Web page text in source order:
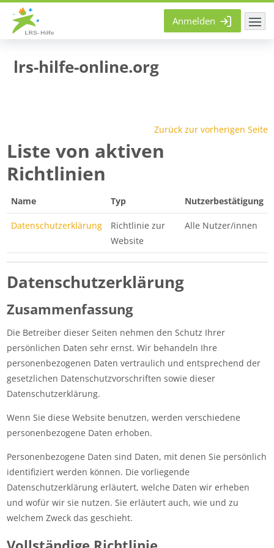
Zum Hauptinhalt
Anmelden
lrs-hilfe-online.org
Zurück zur vorherigen Seite
Liste von aktiven
Richtlinien
Name Typ Nutzerbestätigung
Datenschutzerklärung
Richtlinie zur
Website
Alle Nutzer/innen
Datenschutzerklärung
Zusammenfassung
Die Betreiber dieser Seiten nehmen den Schutz Ihrer
persönlichen Daten sehr ernst. Wir behandeln Ihre
personenbezogenen Daten vertraulich und entsprechend der
gesetzlichen Datenschutzvorschriften sowie dieser
Datenschutzerklärung.
Wenn Sie diese Website benutzen, werden verschiedene
personenbezogene Daten erhoben.
Personenbezogene Daten sind Daten, mit denen Sie persönlich
identifiziert werden können. Die vorliegende
Datenschutzerklärung erläutert, welche Daten wir erheben
und wofür wir sie nutzen. Sie erläutert auch, wie und zu
welchem Zweck das geschieht.